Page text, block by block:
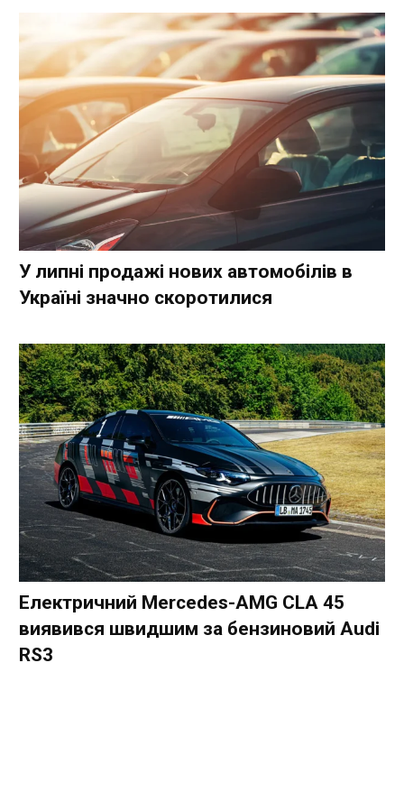
У липні продажі нових автомобілів в
Україні значно скоротилися
Електричний Mercedes-AMG CLA 45
виявився швидшим за бензиновий Audi
RS3